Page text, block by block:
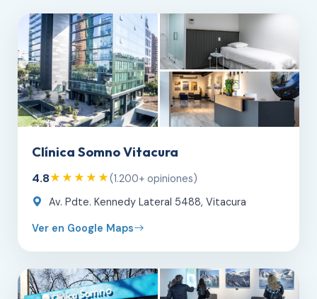
Clínica Somno Vitacura
4.8★★★★★(1.200+ opiniones)
Av. Pdte. Kennedy Lateral 5488, Vitacura
Ver en Google Maps